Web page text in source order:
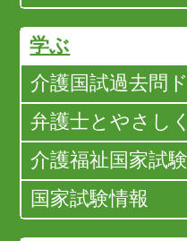
学ぶ
介護国試過去問
弁護士とやさし
介護福祉国家試
国家試験情報